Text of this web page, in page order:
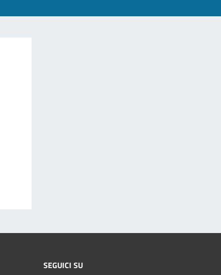
SEGUICI SU